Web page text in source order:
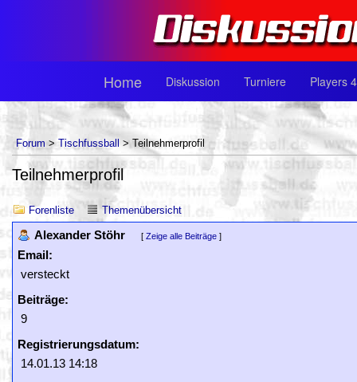
Home Diskussion Turniere Players
Forum > Tischfussball > Teilnehmerprofil
Teilnehmerprofil
Forenliste Themenübersicht
Alexander Stöhr [ Zeige alle Beiträge ]
Email:
versteckt
Beiträge:
9
Registrierungsdatum:
14.01.13 14:18